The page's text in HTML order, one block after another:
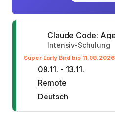
Intensiv-Schulung
Super Early Bird bis 11.08.2026
09.11. - 13.11.
Remote
Deutsch